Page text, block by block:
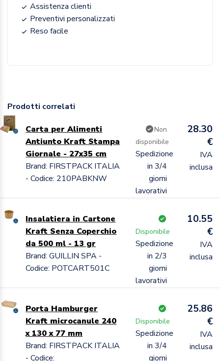
Assistenza clienti
Preventivi personalizzati
Reso facile
Prodotti correlati
Carta per Alimenti
Antiunto Kraft Stampa
Giornale - 27x35 cm
Brand: FIRSTPACK ITALIA
- Codice: 210PABKNW
Non
disponibile
Spedizione
in 3/4
giorni
lavorativi
28.30
€
IVA
inclusa
Insalatiera in Cartone
Kraft Senza Coperchio
da 500 ml - 13 gr
Brand: GUILLIN SPA -
Codice: POTCART501C
Disponibile
Spedizione
in 2/3
giorni
lavorativi
10.55
€
IVA
inclusa
Porta Hamburger
Kraft microcanule 240
x 130 x 77 mm
Brand: FIRSTPACK ITALIA
- Codice:
Disponibile
Spedizione
in 3/4
giorni
25.86
€
IVA
inclusa